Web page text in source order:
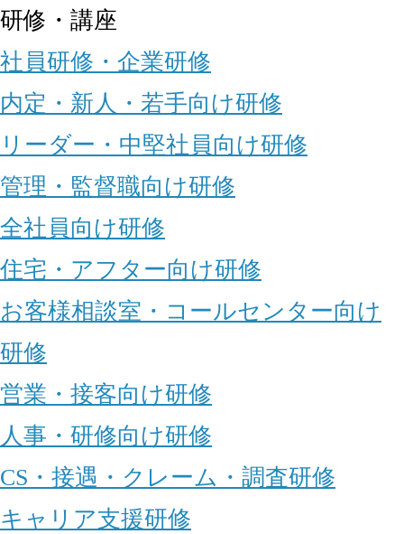
研修・講座
社員研修・企業研修
内定・新人・若手向け研修
リーダー・中堅社員向け研修
管理・監督職向け研修
全社員向け研修
住宅・アフター向け研修
お客様相談室・コールセンター向け
研修
営業・接客向け研修
人事・研修向け研修
CS・接遇・クレーム・調査研修
キャリア支援研修